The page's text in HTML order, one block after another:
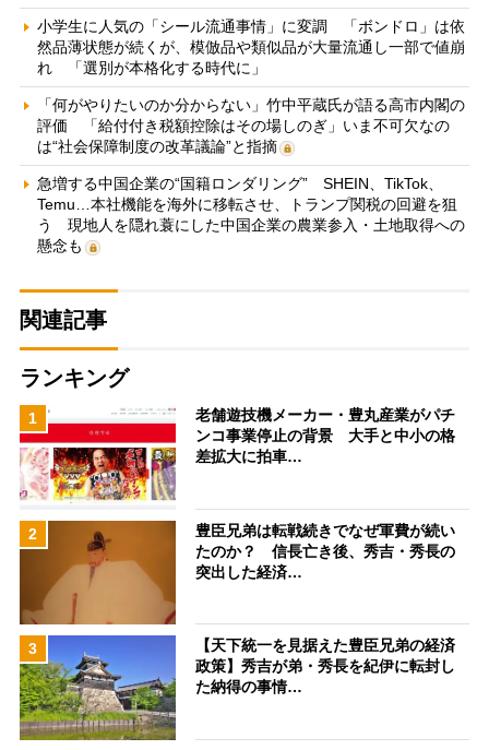
小学生に人気の「シール流通事情」に変調 「ボンドロ」は依
然品薄状態が続くが、模倣品や類似品が大量流通し一部で値崩
れ 「選別が本格化する時代に」
「何がやりたいのか分からない」竹中平蔵氏が語る高市内閣の
評価 「給付付き税額控除はその場しのぎ」いま不可欠なの
は“社会保障制度の改革議論”と指摘
急増する中国企業の“国籍ロンダリング” SHEIN、TikTok、
Temu…本社機能を海外に移転させ、トランプ関税の回避を狙
う 現地人を隠れ蓑にした中国企業の農業参入・土地取得への
懸念も
関連記事
ランキング
1
老舗遊技機メーカー・豊丸産業がパチ
ンコ事業停止の背景 大手と中小の格
差拡大に拍車…
2
豊臣兄弟は転戦続きでなぜ軍費が続い
たのか？ 信長亡き後、秀吉・秀長の
突出した経済…
3
【天下統一を見据えた豊臣兄弟の経済
政策】秀吉が弟・秀長を紀伊に転封し
た納得の事情…